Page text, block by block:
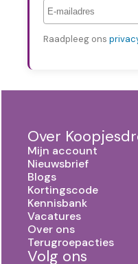
Raadpleeg ons
Over
Mijn account
Nieuwsbrief
Blogs
Kortingscode
Kennisbank
Vacatures
Over ons
Terugroepacties
Volg ons